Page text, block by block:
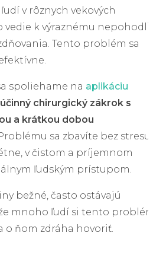
v rôznych vekových
vedie k výraznému
Tento problém sa
spoliehame na aplikáciu
účinný chirurgický zákrok s
a krátkou dobou
sa zbavíte bez stresu
v čistom a príjemnom
ľudským prístupom.
bežné, často ostávajú
mnoho ľudí si tento
o ňom zdráha hovoriť.